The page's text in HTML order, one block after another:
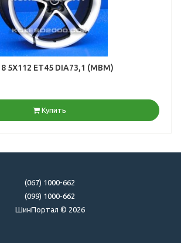
5X112 ET45 DIA73,1 (MBM)
Купить
(067) 1000-662
(099) 1000-662
ШинПортал © 2026